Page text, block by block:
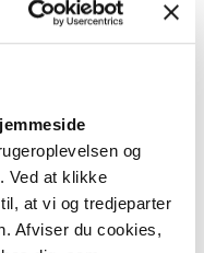
og
Ved at klikke
at vi og tredjeparter
Afviser du cookies,